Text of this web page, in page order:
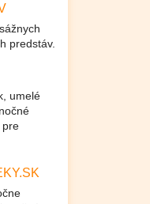
predstáv.
umelé
pre